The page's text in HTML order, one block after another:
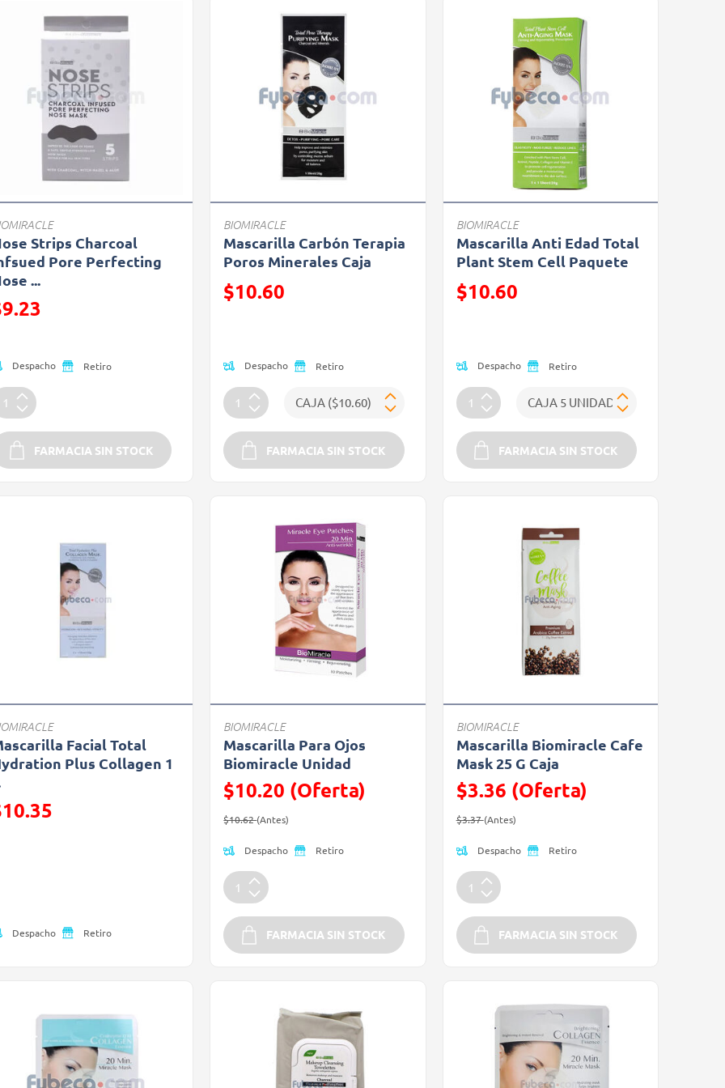
Strips Charcoal
Pore Perfecting
...
reducido de
Despacho Retiro
FARMACIA SIN STOCK
BIOMIRACLE
Mascarilla Carbón Terapia
Poros Minerales Caja
Precio reducido de
$10.60
Despacho Retiro
FARMACIA SIN STOCK
BIOMIRACLE
Mascarilla Anti Edad Total
Plant Stem Cell Paquete
Precio reducido de
$10.60
Despacho Retiro
FARMACIA SIN STOCK
Facial Total
Plus Collagen 1
reducido de
Despacho Retiro
BIOMIRACLE
Mascarilla Para Ojos
Biomiracle Unidad
$10.20 (Oferta)
Precio reducido de
$10.62(Antes)
Despacho Retiro
FARMACIA SIN STOCK
BIOMIRACLE
Mascarilla Biomiracle Cafe
Mask 25 G Caja
$3.36 (Oferta)
Precio reducido de
$3.37(Antes)(Oferta)
Despacho Retiro
FARMACIA SIN STOCK